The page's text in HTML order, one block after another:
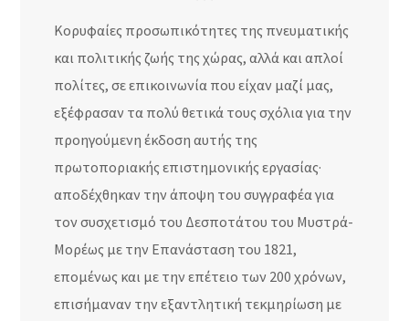
Κορυφαίες προσωπικότητες της πνευματικής
και πολιτικής ζωής της χώρας, αλλά και απλοί
πολίτες, σε επικοινωνία που είχαν μαζί μας,
εξέφρασαν τα πολύ θετικά τους σχόλια για την
προηγούμενη έκδοση αυτής της
πρωτοποριακής επιστημονικής εργασίας·
αποδέχθηκαν την άποψη του συγγραφέα για
τον συσχετισμό του Δεσποτάτου του Μυστρά-
Μορέως με την Επανάσταση του 1821,
επομένως και με την επέτειο των 200 χρόνων,
επισήμαναν την εξαντλητική τεκμηρίωση με